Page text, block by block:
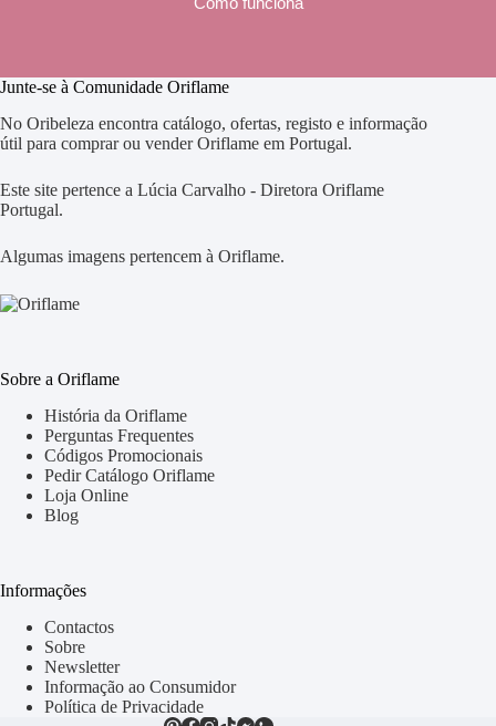
Junte-se à Comunidade Oriflame
No Oribeleza encontra catálogo, ofertas, registo e informação
útil para comprar ou vender Oriflame em Portugal.
Este site pertence a Lúcia Carvalho - Diretora Oriflame
Portugal.
Algumas imagens pertencem à Oriflame.
Sobre a Oriflame
História da Oriflame
Perguntas Frequentes
Códigos Promocionais
Pedir Catálogo Oriflame
Loja Online
Blog
Informações
Contactos
Sobre
Newsletter
Informação ao Consumidor
Política de Privacidade